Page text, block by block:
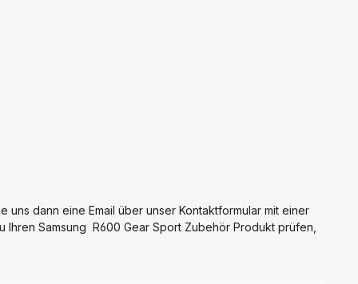
dann eine Email über unser Kontaktformular mit einer
Samsung R600 Gear Sport Zubehör Produkt prüfen,